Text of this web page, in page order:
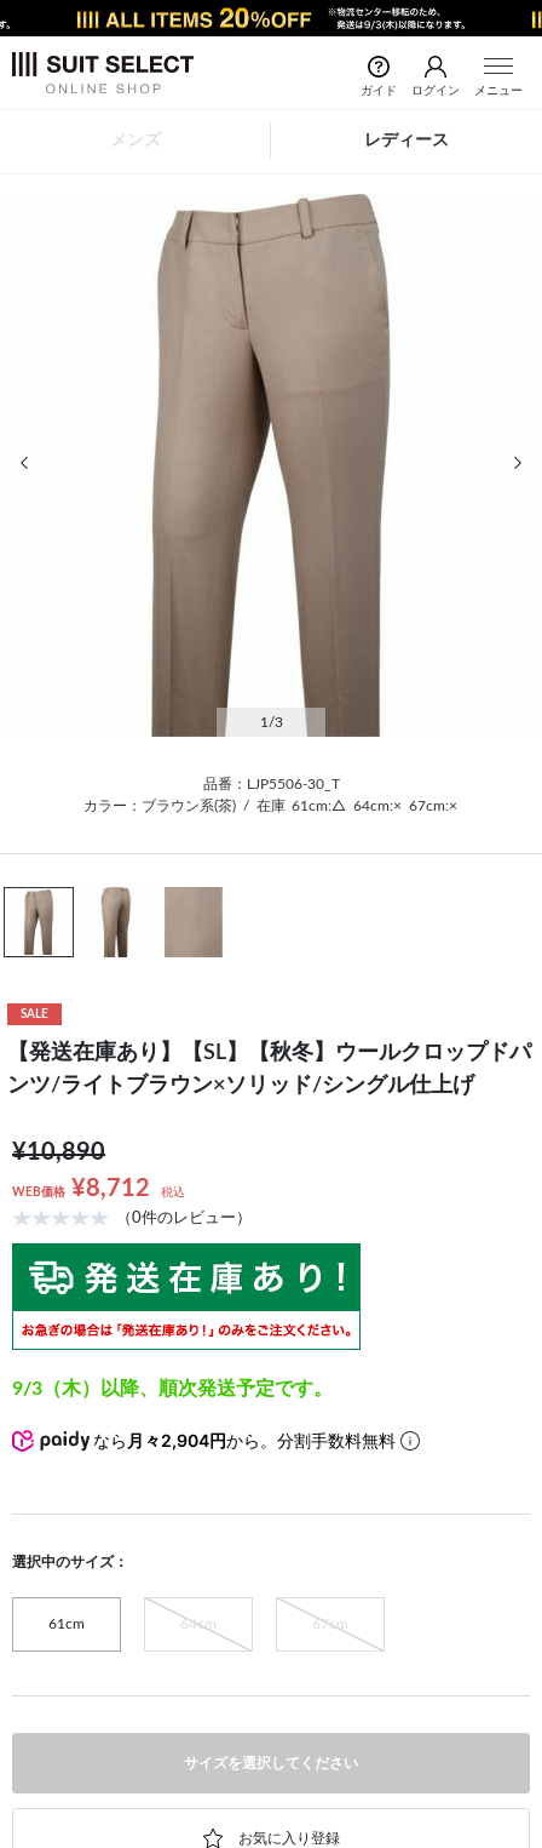
ガイド ログイン メニュー
メンズ レディース
1 /3
品番：LJP5506-30_T
カラー：ブラウン系(茶) / 在庫 61cm:△ 64cm:× 67cm:×
SALE
【発送在庫あり】【SL】【秋冬】ウールクロップドパ
ンツ/ライトブラウン×ソリッド/シングル仕上げ
¥10,890
WEB価格 ¥8,712 税込
（0件のレビュー）
9/3（木）以降、順次発送予定です。
なら 月々2,904円から。分割手数料無料
選択中のサイズ：
61cm 64cm 67cm
サイズを選択してください